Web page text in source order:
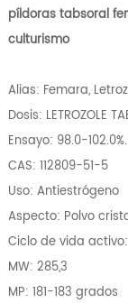
píldoras tabsoral
culturismo
Alias: Femara,
Dosis: LETROZOLE
Ensayo: 98.0-
CAS: 112809-51-5
Uso: Antiestrógeno
Aspecto: Polvo
Ciclo de vida
MW: 285,3
MP: 181-183 grados